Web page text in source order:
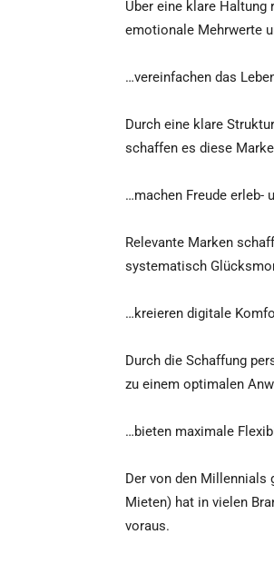
Über eine klare Haltung
emotionale Mehrwerte
…vereinfachen das
Durch eine klare
schaffen es diese
…machen Freude erleb-
Relevante Marken
systematisch
…kreieren digitale
Durch die Schaffung
zu einem optimalen
…bieten maximale
Der von den Millennials
Mieten) hat in vielen
voraus.